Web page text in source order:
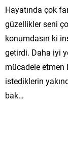
Hayatında çok
güzellikler seni
konumdasın ki
getirdi. Daha iyi
mücadele etmen
istediklerin
bak…